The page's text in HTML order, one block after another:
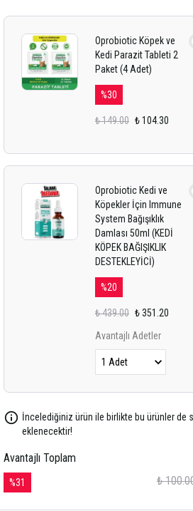
Oprobiotic Köpek ve
Kedi Parazit Tableti 2
Paket (4 Adet)
%30
₺ 149.00 ₺ 104.30
Oprobiotic Kedi ve
Köpekler İçin Immune
System Bağışıklık
Damlası 50ml (KEDİ
KÖPEK BAĞIŞIKLIK
DESTEKLEYİCİ)
%20
₺ 439.00 ₺ 351.20
Avantajlı Adetler
İncelediğiniz ürün ile birlikte bu ürünler de
eklenecektir!
Avantajlı Toplam
%31 ₺